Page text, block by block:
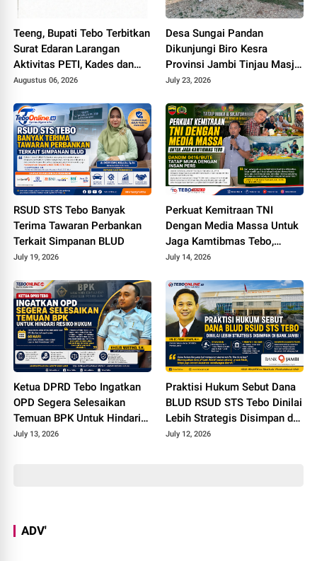
Teeng, Bupati Tebo Terbitkan
Surat Edaran Larangan
Aktivitas PETI, Kades dan
Perangkat Desa Yang
Augustus 06, 2026
Desa Sungai Pandan
Dikunjungi Biro Kesra
Provinsi Jambi Tinjau Masjid
Muhajirin Desa Sungai
Hibah Pemeliharaan
July 23, 2026
RSUD STS Tebo Banyak
Terima Tawaran Perbankan
Terkait Simpanan BLUD
July 19, 2026
Perkuat Kemitraan TNI
Dengan Media Massa Untuk
Jaga Kamtibmas Tebo,
Dandim 0416/Bute Tatap
July 14, 2026
Ketua DPRD Tebo Ingatkan
OPD Segera Selesaikan
Temuan BPK Untuk Hindari
Resiko Hukum
July 13, 2026
Praktisi Hukum Sebut Dana
BLUD RSUD STS Tebo Dinilai
Lebih Strategis Disimpan di
Bank Jambi
July 12, 2026
ADV'